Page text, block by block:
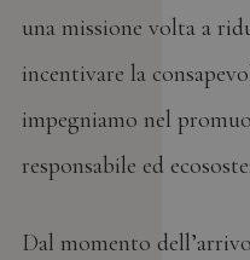
una missione volta a
incentivare la
impegniamo nel
responsabile ed
Dal momento